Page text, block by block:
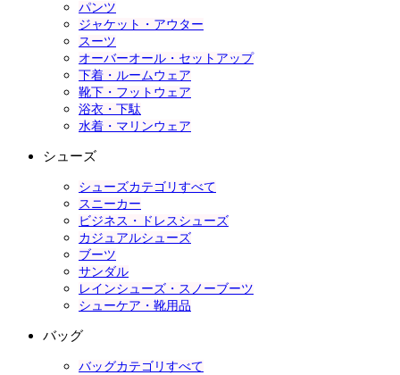
パンツ
ジャケット・アウター
スーツ
オーバーオール・セットアップ
下着・ルームウェア
靴下・フットウェア
浴衣・下駄
水着・マリンウェア
シューズ
シューズカテゴリすべて
スニーカー
ビジネス・ドレスシューズ
カジュアルシューズ
ブーツ
サンダル
レインシューズ・スノーブーツ
シューケア・靴用品
バッグ
バッグカテゴリすべて